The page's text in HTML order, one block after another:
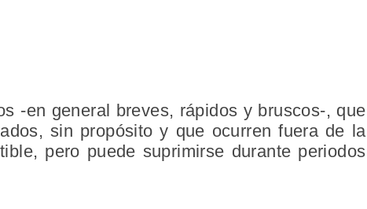
-en general breves, rápidos y bruscos-, que
sin propósito y que ocurren fuera de la
pero puede suprimirse durante periodos